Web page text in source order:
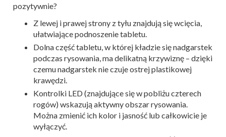
pozytywnie?
Z lewej i prawej strony z tyłu znajdują się wcięcia,
ułatwiające podnoszenie tabletu.
Dolna część tabletu, w której kładzie się nadgarstek
podczas rysowania, ma delikatną krzywiznę – dzięki
czemu nadgarstek nie czuje ostrej plastikowej
krawędzi.
Kontrolki LED (znajdujące się w pobliżu czterech
rogów) wskazują aktywny obszar rysowania.
Można zmienić ich kolor i jasność lub całkowicie je
wyłączyć.